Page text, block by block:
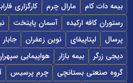
بیمه دات کام مارال چرم کارگزاری
رستوران کافه ارکیده
آسمان پایتخت
پرسال
لپتاپیفای نوین زعفران جابار
دیجی زرگر
بیمه بازار
هواپیمایی
گروه صنعتی بستانچی
چرم پرسیس